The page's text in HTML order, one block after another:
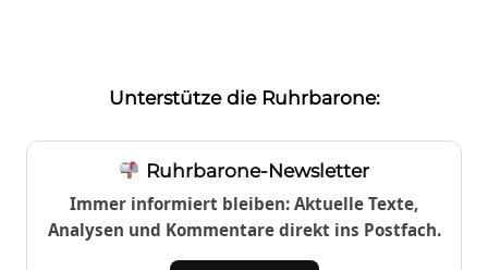
Unterstütze die Ruhrbarone:
Ruhrbarone-Newsletter
Immer informiert bleiben: Aktuelle Texte,
Analysen und Kommentare direkt ins Postfach.